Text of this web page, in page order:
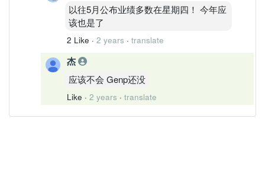
以往5月公布业绩多数在星期四！ 今年应
该也是了
2 Like · 2 years · translate
杰
应该不会 Genp还没
Like · 2 years · translate